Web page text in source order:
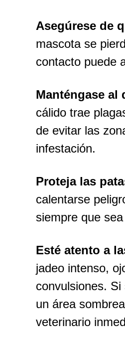
Asegúrese de
mascota se
contacto puede
Manténgase al
cálido trae
de evitar las
infestación.
Proteja las
calentarse
siempre que
Esté atento a
jadeo intenso,
convulsiones.
un área
veterinario